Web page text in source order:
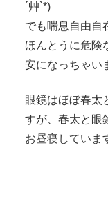
´艸`*)
でも喘息自由自
ほんとうに危険
安になっちゃい
眼鏡はほぼ春太
すが、春太と眼
お昼寝していま